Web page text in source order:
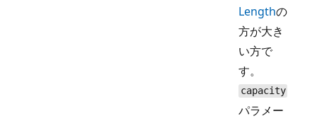
Lengthの
方が大き
い方で
す。
capacity
パラメー